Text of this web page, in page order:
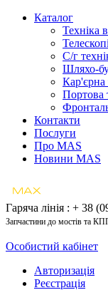
Каталог
Техніка
С/г
Шляхо-
Кар'єрна
Портова
Контакти
Послуги
Про MAS
Новини MAS
Гаряча лінія : + 38
Запчастини до мостів та
Особистий кабінет
Авторизація
Реєстрація